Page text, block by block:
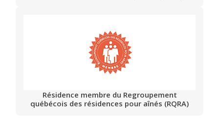
Résidence membre du Regroupement
québécois des résidences pour aînés (RQRA)